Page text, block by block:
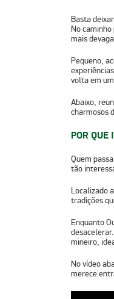
Basta deixar
No
mais
Pequeno,
experiências
volta em
Abaixo,
charmosos
POR QUE
Quem
tão
Localizado
tradições
Enquanto
mineiro,
No vídeo
merece